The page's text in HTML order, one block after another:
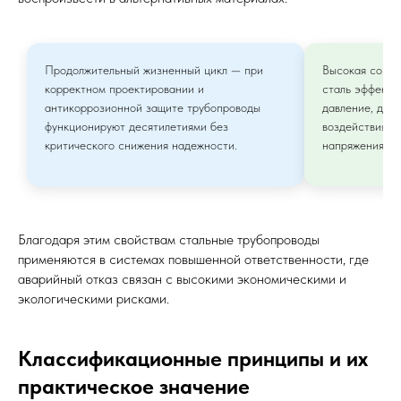
Продолжительный жизненный цикл — при
корректном проектировании и
антикоррозионной защите трубопроводы
функционируют десятилетиями без
критического снижения надежности.
Высокая
сталь
давление,
воздействия,
напряжения.
Благодаря этим свойствам стальные трубопроводы
применяются в системах повышенной ответственности, где
аварийный отказ связан с высокими экономическими и
экологическими рисками.
Классификационные принципы и их
практическое значение